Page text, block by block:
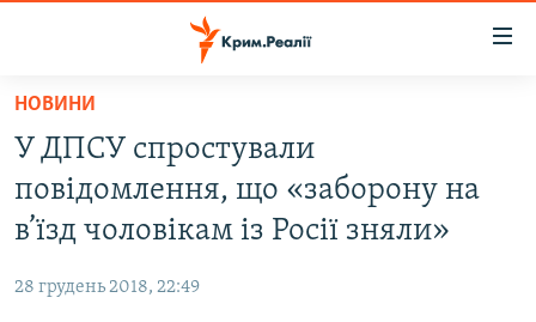
Перейти
основного
матеріалу
Перейти
до
основної
навігації
ВОДА.КРИМ
ВІДЕО ТА ФОТО
БЛОГИ
НОВИНИ
У ДПСУ спростували
повідомлення, що «заборону на
в’їзд чоловікам із Росії зняли»
28 грудень 2018, 22:49